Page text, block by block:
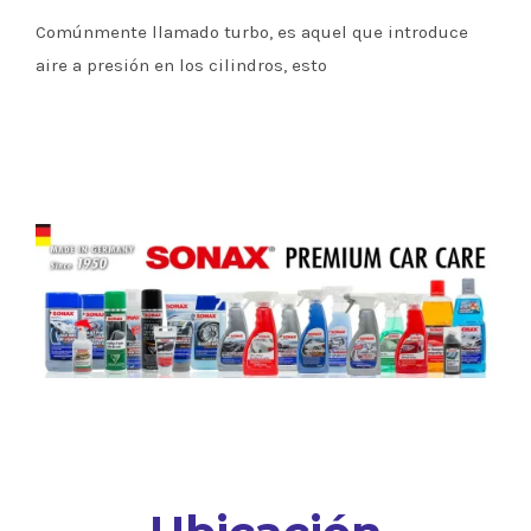
Comúnmente llamado turbo, es aquel que introduce
aire a presión en los cilindros, esto